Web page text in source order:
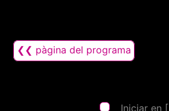
❮❮ pàgina del programa
Iniciar en [